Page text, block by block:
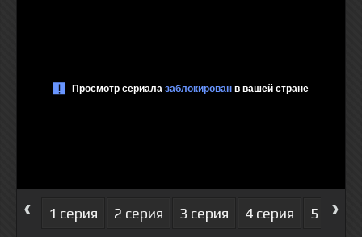
‹ 1 серия 2 серия 3 серия 4 серия 5 серия
›